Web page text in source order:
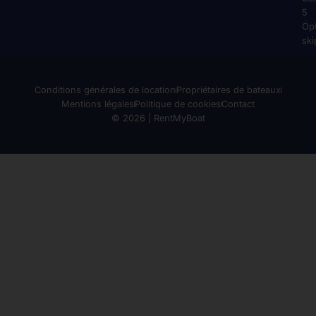
5
© 2026 | RentMyBoat
Conditions générales de location Propriétaires de bateaux
Mentions légales Politique de cookies Contact